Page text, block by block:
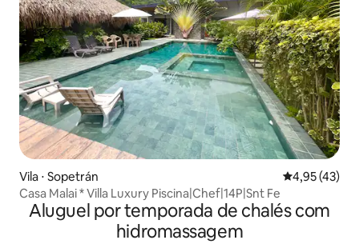
Vila ⋅ Sopetrán 4,95 de uma
4,95 (43)
Casa Malai * Villa Luxury Piscina|Chef|14P|Snt Fe
Aluguel por temporada de chalés com
hidromassagem